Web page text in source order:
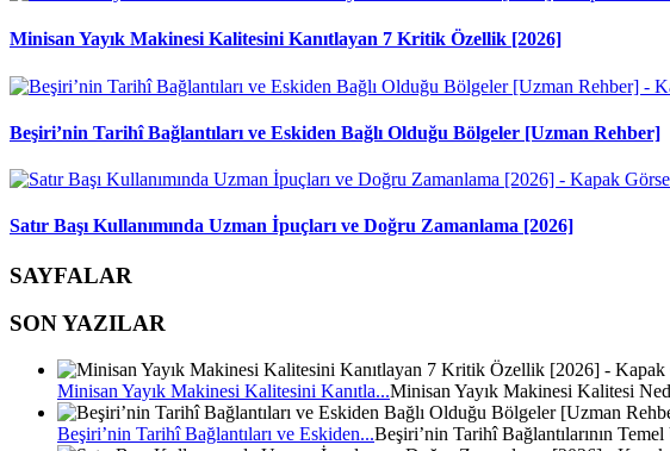
Minisan Yayık Makinesi Kalitesini Kanıtlayan 7 Kritik Özellik [2026]
Beşiri’nin Tarihî Bağlantıları ve Eskiden Bağlı Olduğu Bölgeler [Uzman Rehber]
Satır Başı Kullanımında Uzman İpuçları ve Doğru Zamanlama [2026]
SAYFALAR
SON YAZILAR
Minisan Yayık Makinesi Kalitesini Kanıtla...Minisan Yayık Makinesi Kalitesi
Beşiri’nin Tarihî Bağlantıları ve Eskiden...Beşiri’nin Tarihî Bağlantılarının